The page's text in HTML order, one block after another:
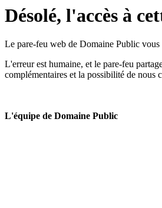
Désolé, l'accès à
Le pare-feu web de Domaine Public vous
L'erreur est humaine, et le pare-feu
complémentaires et la possibilité de nous
L'équipe de Domaine Public